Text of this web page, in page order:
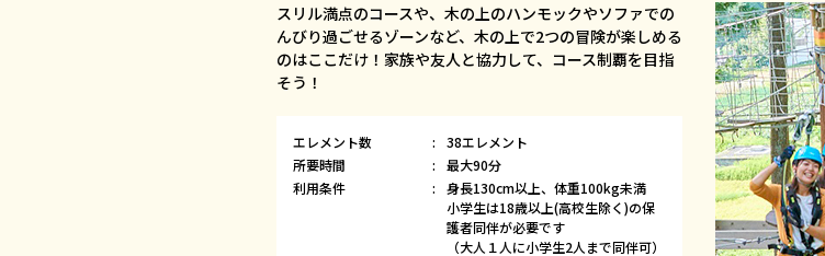
スリル満点のコースや、木の上のハンモックやソファでの
んびり過ごせるゾーンなど、木の上で2つの冒険が楽しめる
のはここだけ！家族や友人と協力して、コース制覇を目指
そう！
エレメント数
38エレメント
所要時間
最大90分
利用条件
身長130cm以上、体重100kg未満
小学生は18歳以上(高校生除く)の保
護者同伴が必要です
（大人１人に小学生2人まで同伴可）